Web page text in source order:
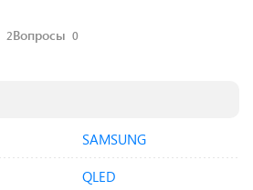
2Вопросы 0
SAMSUNG
QLED